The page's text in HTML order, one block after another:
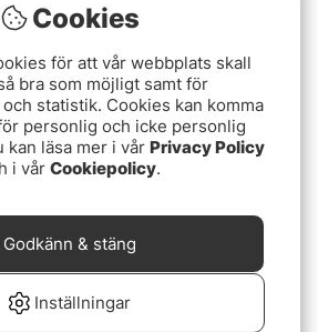
5 stjärnorGarmin Echomap UHD
92sv utan givare
Adapterkabel 8 pin ingår
12859 kr
Slutsåld
Cookies
för att vår webbplats skall
bra som möjligt samt för
statistik. Cookies kan komma
personlig och icke personlig
kan läsa mer i vår Privacy Policy
i vår Cookiepolicy.
Inställningar
Godkänn & stäng